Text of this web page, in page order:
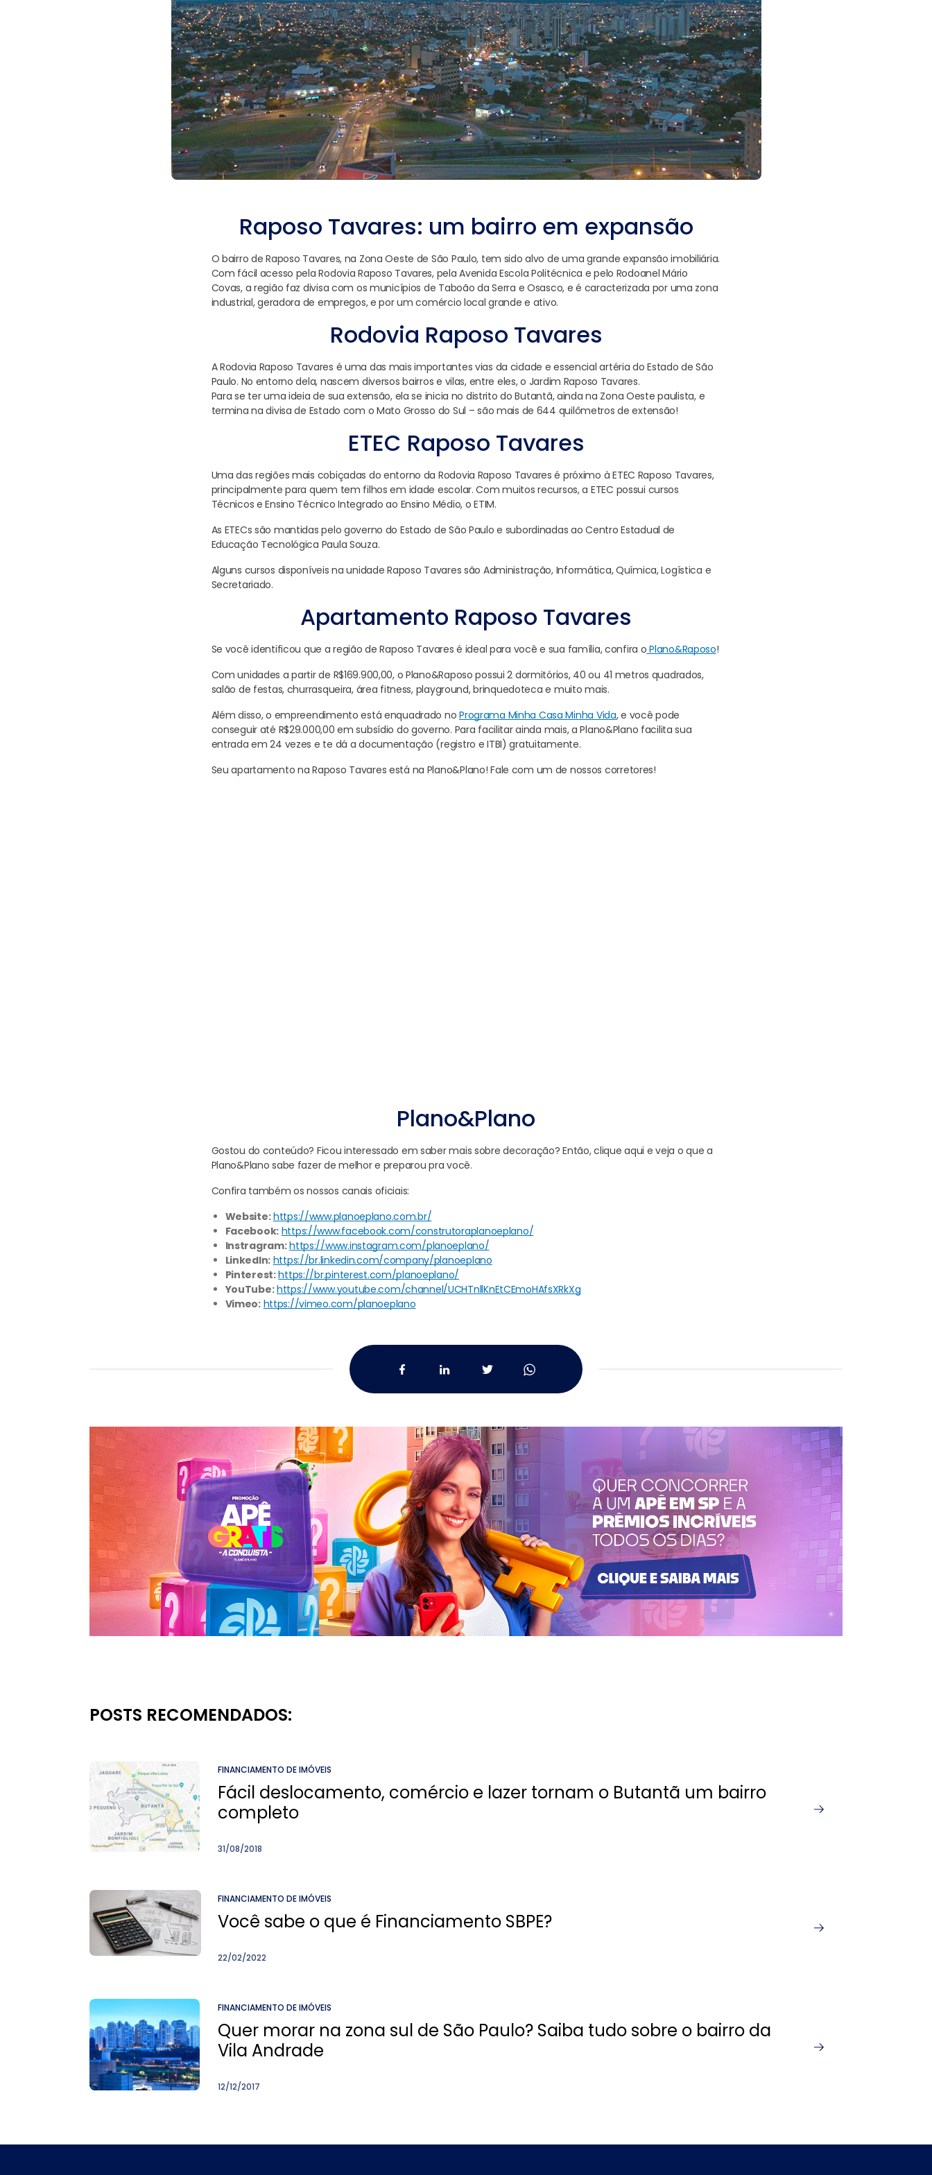
Raposo Tavares: um bairro em expansão
O bairro de Raposo Tavares, na Zona Oeste de São Paulo, tem sido alvo de uma grande expansão imobiliária.
Com fácil acesso pela Rodovia Raposo Tavares, pela Avenida Escola Politécnica e pelo Rodoanel Mário
Covas, a região faz divisa com os municípios de Taboão da Serra e Osasco, e é caracterizada por uma zona
industrial, geradora de empregos, e por um comércio local grande e ativo.
Rodovia Raposo Tavares
A Rodovia Raposo Tavares é uma das mais importantes vias da cidade e essencial artéria do Estado de São
Paulo. No entorno dela, nascem diversos bairros e vilas, entre eles, o Jardim Raposo Tavares.
Para se ter uma ideia de sua extensão, ela se inicia no distrito do Butantã, ainda na Zona Oeste paulista, e
termina na divisa de Estado com o Mato Grosso do Sul – são mais de 644 quilômetros de extensão!
ETEC Raposo Tavares
Uma das regiões mais cobiçadas do entorno da Rodovia Raposo Tavares é próximo à ETEC Raposo Tavares,
principalmente para quem tem filhos em idade escolar. Com muitos recursos, a ETEC possui cursos
Técnicos e Ensino Técnico Integrado ao Ensino Médio, o ETIM.
As ETECs são mantidas pelo governo do Estado de São Paulo e subordinadas ao Centro Estadual de
Educação Tecnológica Paula Souza.
Alguns cursos disponíveis na unidade Raposo Tavares são Administração, Informática, Química, Logística e
Secretariado.
Apartamento Raposo Tavares
Se você identificou que a região de Raposo Tavares é ideal para você e sua família, confira o Plano&Raposo!
Com unidades a partir de R$169.900,00, o Plano&Raposo possui 2 dormitórios, 40 ou 41 metros quadrados,
salão de festas, churrasqueira, área fitness, playground, brinquedoteca e muito mais.
Além disso, o empreendimento está enquadrado noPrograma Minha Casa Minha Vida, e você pode
conseguir até R$29.000,00 em subsídio do governo. Para facilitar ainda mais, a Plano&Plano facilita sua
entrada em 24 vezes e te dá a documentação (registro e ITBI) gratuitamente.
Seu apartamento na Raposo Tavares está na Plano&Plano! Fale com um de nossos corretores!
Plano&Plano
Gostou do conteúdo? Ficou interessado em saber mais sobre decoração? Então, clique aqui e veja o que a
Plano&Plano sabe fazer de melhor e preparou pra você.
Confira também os nossos canais oficiais:
Website:https://www.planoeplano.com.br/
Facebook: https://www.facebook.com/construtoraplanoeplano/
Instragram:https://www.instagram.com/planoeplano/
LinkedIn: https://br.linkedin.com/company/planoeplano
Pinterest:https://br.pinterest.com/planoeplano/
YouTube:https://www.youtube.com/channel/UCHTnllKnEtCEmoHAfsXRkXg
Vimeo: https://vimeo.com/planoeplano
POSTS RECOMENDADOS:
FINANCIAMENTO DE IMÓVEIS
Fácil deslocamento, comércio e lazer tornam o Butantã um bairro
completo
31/08/2018
FINANCIAMENTO DE IMÓVEIS
Você sabe o que é Financiamento SBPE?
22/02/2022
FINANCIAMENTO DE IMÓVEIS
Quer morar na zona sul de São Paulo? Saiba tudo sobre o bairro da
Vila Andrade
12/12/2017